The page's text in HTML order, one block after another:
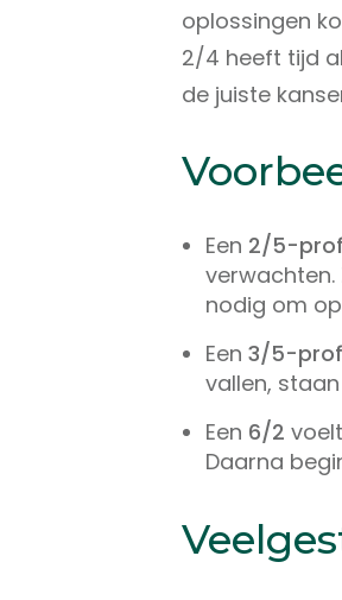
oplossingen
2/4 heeft tijd
de juiste
Een 2/5-
nodig om
Een 3/5-
vallen,
Een 6/2
Daarna